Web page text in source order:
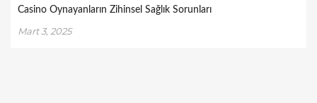
Casino Oynayanların Zihinsel Sağlık Sorunları
Mart 3, 2025